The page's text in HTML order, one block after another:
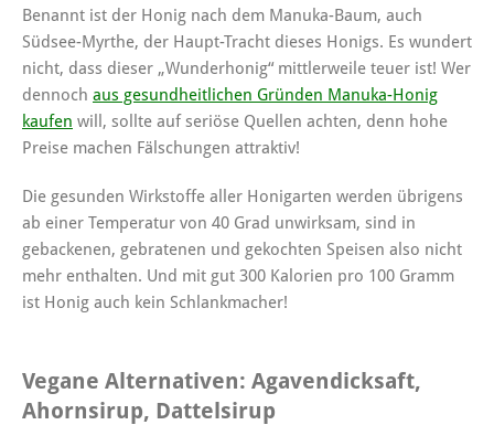
Benannt ist der Honig nach dem Manuka-Baum, auch
Südsee-Myrthe, der Haupt-Tracht dieses Honigs. Es wundert
nicht, dass dieser „Wunderhonig“ mittlerweile teuer ist! Wer
dennoch aus gesundheitlichen Gründen Manuka-Honig
kaufen will, sollte auf seriöse Quellen achten, denn hohe
Preise machen Fälschungen attraktiv!
Die gesunden Wirkstoffe aller Honigarten werden übrigens
ab einer Temperatur von 40 Grad unwirksam, sind in
gebackenen, gebratenen und gekochten Speisen also nicht
mehr enthalten. Und mit gut 300 Kalorien pro 100 Gramm
ist Honig auch kein Schlankmacher!
Vegane Alternativen: Agavendicksaft,
Ahornsirup, Dattelsirup